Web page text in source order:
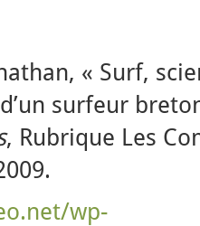
« Surf,
surfeur
, Rubrique Les
wp-